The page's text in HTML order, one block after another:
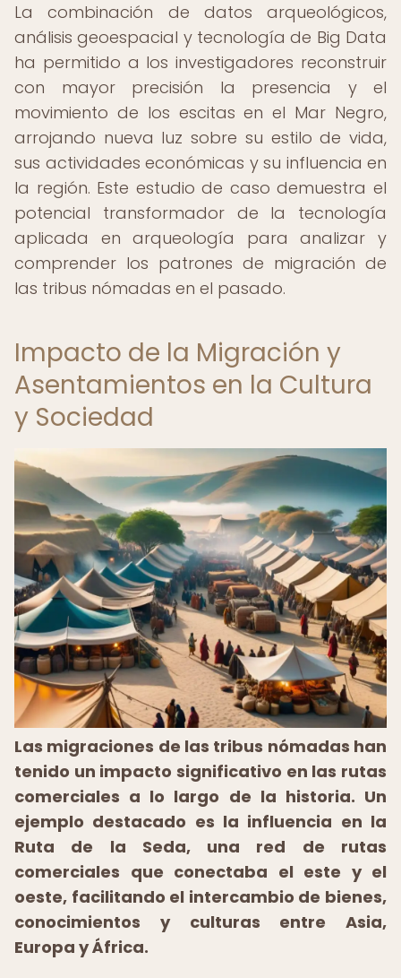
La combinación de datos arqueológicos,
análisis geoespacial y tecnología de Big Data
ha permitido a los investigadores reconstruir
con mayor precisión la presencia y el
movimiento de los escitas en el Mar Negro,
arrojando nueva luz sobre su estilo de vida,
sus actividades económicas y su influencia en
la región. Este estudio de caso demuestra el
potencial transformador de la tecnología
aplicada en arqueología para analizar y
comprender los patrones de migración de
las tribus nómadas en el pasado.
Impacto de la Migración y
Asentamientos en la Cultura
y Sociedad
Las migraciones de las tribus nómadas han
tenido un impacto significativo en las rutas
comerciales a lo largo de la historia. Un
ejemplo destacado es la influencia en la
Ruta de la Seda, una red de rutas
comerciales que conectaba el este y el
oeste, facilitando el intercambio de bienes,
conocimientos y culturas entre Asia,
Europa y África.